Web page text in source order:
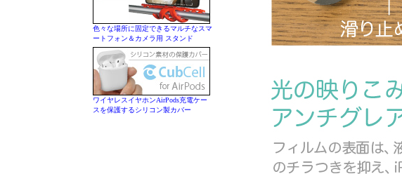
色々な場所に固定できるマルチなスマ
ートフォン＆カメラ用 スタンド
ワイヤレスイヤホンAirPods充電ケー
スを保護するシリコン製カバー